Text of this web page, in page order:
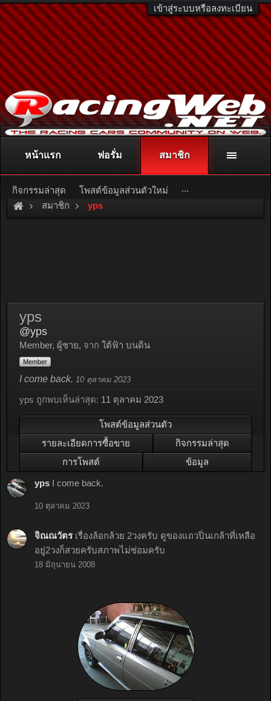
เข้าสู่ระบบหรือลงทะเบียน
ติดต่อลงโฆษณา racingweb@gmail.comหรือโทร. 081-811-1138
หรืออ่านรายละเอียดเพิ่มเติม คลิกที่นี่
สมาชิก yps
yps
@yps
Member, ผู้ชาย, จาก ใต้ฟ้า บนดิน
Member
I come back. 10 ตุลาคม 2023
yps ถูกพบเห็นล่าสุด: 11 ตุลาคม 2023
โพสต์ข้อมูลส่วนตัว
รายละเอียดการซื้อขาย
กิจกรรมล่าสุด
การโพสต์
ข้อมูล
yps I come back.
10 ตุลาคม 2023
จิณณวัตร เรื่องล้อกล้วย 2วงครับ ดูของแถวปิ่นเกล้าที่เหลือ
อยู่2วงก็สวยครับสภาพไม่ซ่อมครับ
18 มิถุนายน 2008
หน้าแรก ฟอรั่ม สมาชิก
กิจกรรมล่าสุด โพสต์ข้อมูลส่วนตัวใหม่ ...